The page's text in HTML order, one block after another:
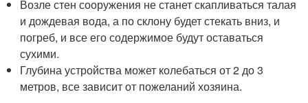
Возле стен сооружения не станет скапливаться талая
и дождевая вода, а по склону будет стекать вниз, и
погреб, и все его содержимое будут оставаться
сухими.
Глубина устройства может колебаться от 2 до 3
метров, все зависит от пожеланий хозяина.